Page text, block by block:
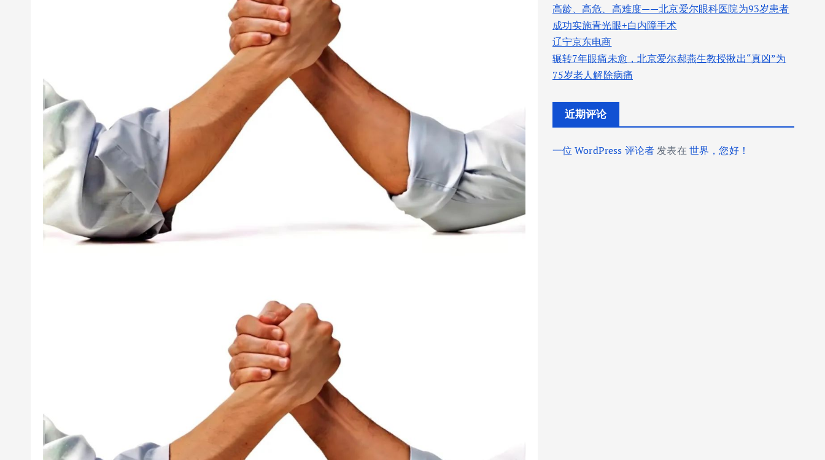
高龄、高危、高难度——北京爱尔眼科医院为93岁患者
成功实施青光眼+白内障手术
辽宁京东电商
辗转7年眼痛未愈，北京爱尔郝燕生教授揪出“真凶”为
75岁老人解除病痛
近期评论
一位 WordPress 评论者发表在 世界，您好！